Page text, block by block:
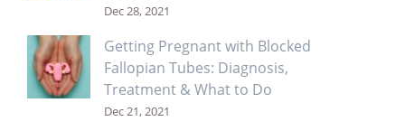
Dec 28, 2021
Getting Pregnant with Blocked
Fallopian Tubes: Diagnosis,
Treatment & What to Do
Dec 21, 2021